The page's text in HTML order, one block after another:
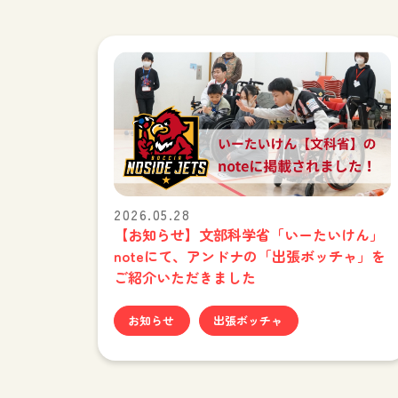
2026.05.28
【お知らせ】文部科学省「いーたいけん」
noteにて、アンドナの「出張ボッチャ」を
ご紹介いただきました
お知らせ 出張ボッチャ